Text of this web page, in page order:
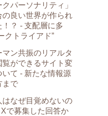
クパーソナリティ」
の良い世界が作られ
！？ - 支配層に多
クトライアド”
マン共振のリアルタ
覧ができるサイト変
いて - 新たな情報源
まで
はなぜ目覚めないの
で募集した回答か